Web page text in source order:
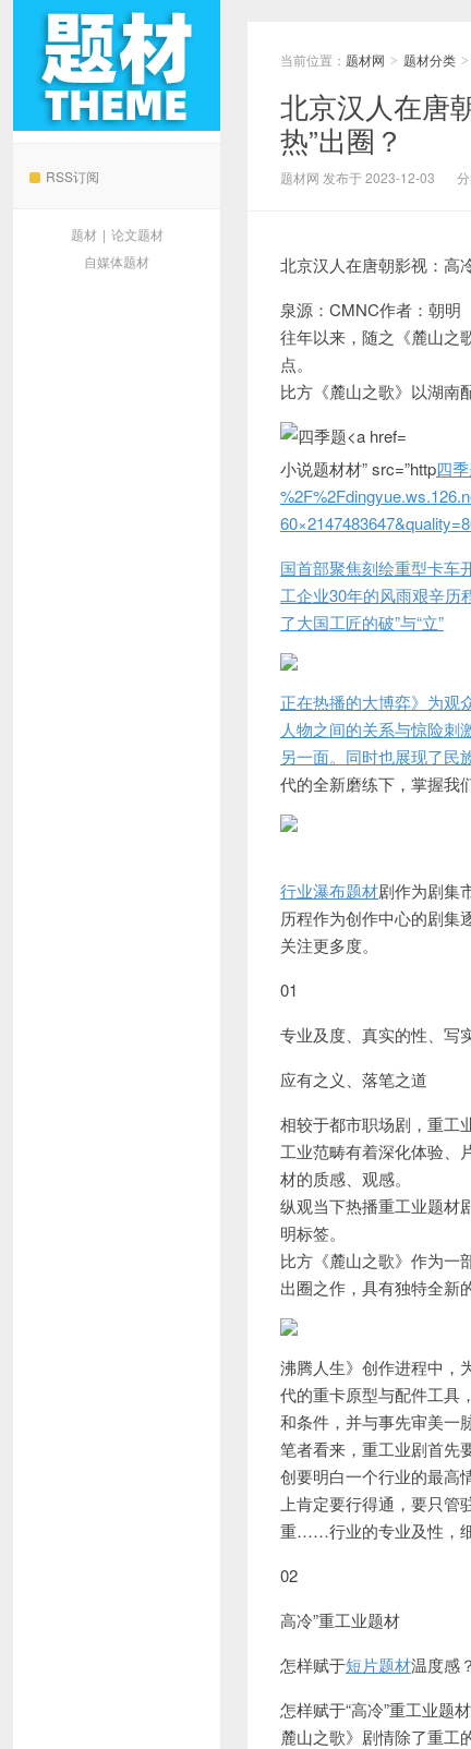
RSS订阅
题材 | 论文题材
自媒体题材
当前位置： 题材网 > 题材分类 >
北京汉人在唐
热”出圈？
题材网 发布于 2023-12-03 分
北京汉人在唐朝影视：高
泉源：CMNC作者：朝明
往年以来，随之《麓山之
点。
比方《麓山之歌》以湖南
小说题材材” src=”http四
国首部聚焦刻绘重型卡车
工企业30年的风雨艰辛历
了大国工匠的破”与“立”
正在热播的大博弈》为观
人物之间的关系与惊险刺
另一面。同时也展现了民
代的全新磨练下，掌握我
行业瀑布题材剧作为剧集
历程作为创作中心的剧集
关注更多度。
01
专业及度、真实的性、写
应有之义、落笔之道
相较于都市职场剧，重工
工业范畴有着深化体验、
材的质感、观感。
纵观当下热播重工业题材
明标签。
比方《麓山之歌》作为一
出圈之作，具有独特全新
沸腾人生》创作进程中，
代的重卡原型与配件工具
和条件，并与事先审美一
笔者看来，重工业剧首先
创要明白一个行业的最高
上肯定要行得通，要只
重……行业的专业及性，
02
高冷”重工业题材
怎样赋于短片题材温度感？
怎样赋于“高冷”重工业题
麓山之歌》剧情除了重工